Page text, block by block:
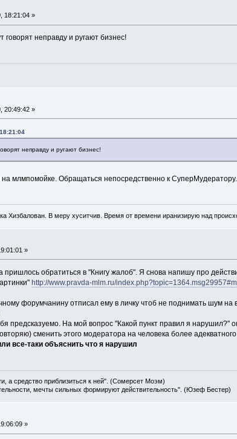
18:21:04 »
неправду и ругают бизнес!
20:49:42 »
неправду и ругают бизнес!
млмпомойке. Обращаться непосредственно к СуперМудератору.
Хизбалован. В меру хуситчив. Время от времени иранизирую над
»
пришлось обратиться в "Книгу жалоб". Я снова напишу про
http://www.pravda-mlm.ru/
форумчанину отписал ему в личку чтоб не поднимать шум
предсказуемо. На мой вопрос "Какой пункт правил я нарушил?"
сменить этого модератора на человека более
все-таки объяснить что я нарушил
а средство приблизиться к ней". (Сомерсет Моэм)
мечты сильных формируют действительность". (Юзеф Бестер)
»